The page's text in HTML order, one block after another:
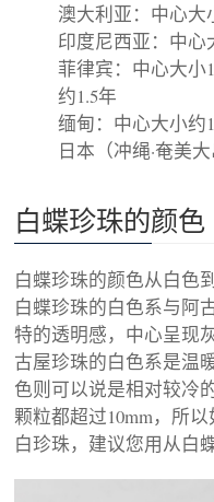
澳大利亚：中心大
印度尼西亚：中心
菲律宾：中心大小
约1.5年
缅甸：中心大小约
日本（冲绳·奄美
白蝶珍珠的颜色
白蝶珍珠的颜色从白色
白蝶珍珠的白色系与阿
特的透明感，中心呈现
古屋珍珠的白色系是温
色则可以说是相对较冷
颗粒都超过10mm，所
白珍珠，建议您用从白